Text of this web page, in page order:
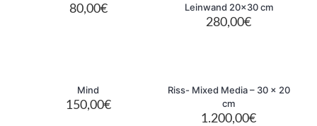
80,00€
Leinwand 20×30 cm
280,00€
Mind
150,00€
Riss- Mixed Media – 30 × 20
cm
1.200,00€